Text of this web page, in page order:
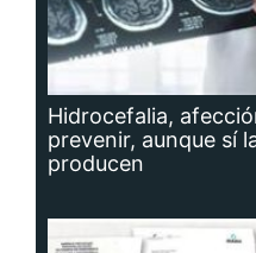
Hidrocefalia,
prevenir, aunque sí
producen